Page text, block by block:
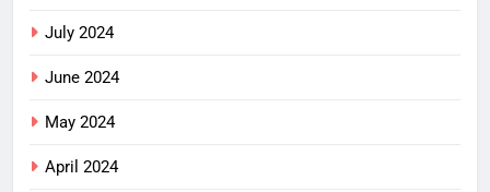
July 2024
June 2024
May 2024
April 2024